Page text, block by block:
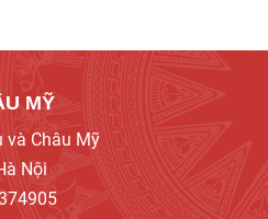
MỸ
và Châu Mỹ
Nội